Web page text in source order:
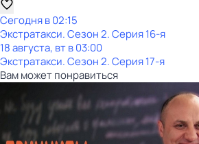
Сегодня в 02:15
Экстратакси. Сезон 2. Серия 16-я
18 августа, вт в 03:00
Экстратакси. Сезон 2. Серия 17-я
Вам может понравиться